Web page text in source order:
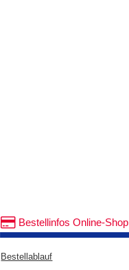
Bestellinfos Online-Shop
Bestellablauf